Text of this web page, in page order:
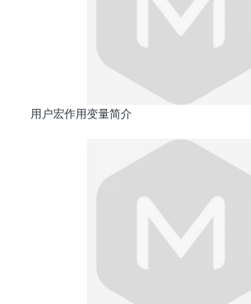
用户宏作用变量简介